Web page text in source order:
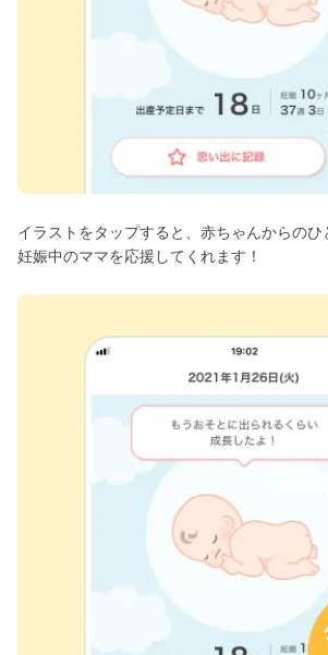
イラストをタップすると、赤ちゃんからのひ
妊娠中のママを応援してくれます！